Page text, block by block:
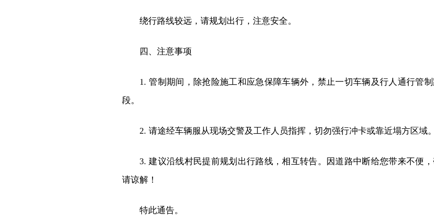
绕行路线较远，请规划出行，注意安全。
四、注意事项
1. 管制期间，除抢险施工和应急保障车辆外，禁止一切车辆及行人通行管
段。
2. 请途经车辆服从现场交警及工作人员指挥，切勿强行冲卡或靠近塌方区域。
3. 建议沿线村民提前规划出行路线，相互转告。因道路中断给您带来不便
请谅解！
特此通告。